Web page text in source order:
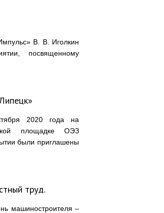
В. В. Иголкин
посвященному
2020 года на
площадке ОЭЗ
были приглашены
труд.
машиностроителя –